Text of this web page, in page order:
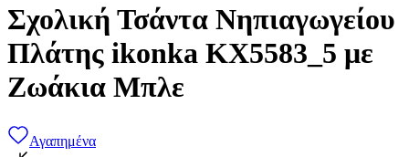
Σχολική Τσάντα Νηπιαγωγείου
Πλάτης ikonka KX5583_5 με
Ζωάκια Μπλε
Αγαπημένα